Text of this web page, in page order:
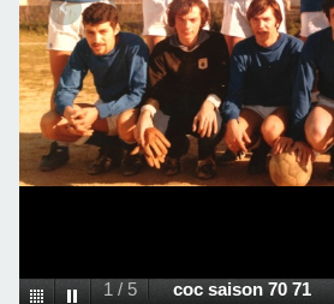
1 / 5 coc saison 70 71